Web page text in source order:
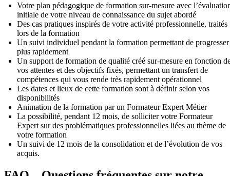
Votre plan pédagogique de formation sur-mesure avec
initiale de votre niveau de connaissance du sujet abordé
Des cas pratiques inspirés de votre activité professionnelle, traités
lors de la formation
Un suivi individuel pendant la formation permettant de progresser
plus rapidement
Un support de formation de qualité créé sur-mesure en fonction
vos attentes et des objectifs fixés, permettant un transfert de
compétences qui vous rende très rapidement opérationnel
Les dates et lieux de cette formation sont à définir selon vos
disponibilités
Animation de la formation par un Formateur Expert Métier
La possibilité, pendant 12 mois, de solliciter votre Formateur
Expert sur des problématiques professionnelles liées au thème de
votre formation
Un suivi de 12 mois de la consolidation et de l’évolution de vos
acquis.